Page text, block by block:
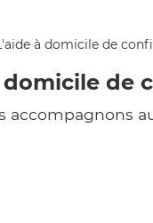
domicile de
accompagnons